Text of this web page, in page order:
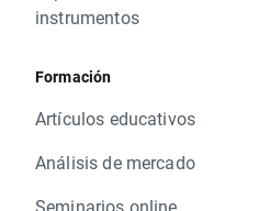
instrumentos
Formación
Artículos educativos
Análisis de mercado
Seminarios online